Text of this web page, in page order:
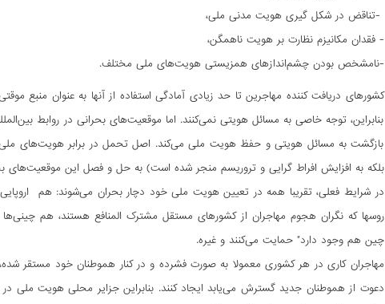
-تناقض در شکل گیری هویت مدنی ملی،
- فقدان مکانیزم نظارت بر هویت ناهمگن،
-نامشخص بودن چشم‌انداز‌های همزیستی هویت‌های ملی مختلف.
کشورهای دریافت کننده مهاجرین تا حد زیادی آمادگی استفاده از آنها به عنوان منبع
بنابراین، توجه خاصی به مسائل هویتی نمی‌کنند. اما موقعیت‌های بحرانی در روابط
بازگشت به مسائل هویتی و حفظ هویت ملی می‌کند. اصل تحمل در برابر هویت‌های ملی
بلکه به افزایش افراط گرایی و تروریسم منجر شده است) به حل و فصل این موقعیت‌های
در شرایط فعلی، تقریبا همه در تعیین هویت ملی خود دچار بحران می‌شوند: هم
روسها که نگران هجوم مهاجران از کشورهای مستقل مشترک المنافع هستند، هم
چین هم وجود دارد" حمایت می‌کنند و غیره.
مهاجران کاری در هر کشوری معمولا به صورت فشرده و در کنار هموطنان خود مستقر
دعوت از هموطنان جدید گسترش می‌یابد ایجاد کنند. بنابراین جزایر محلی هویت ملی